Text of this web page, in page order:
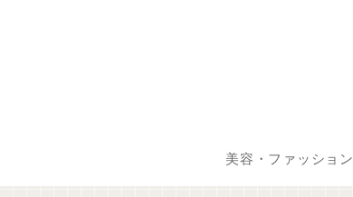
美容・ファッション